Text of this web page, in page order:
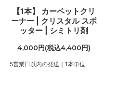
【1本】 カーペットクリ
ーナー | クリスタル スポ
ッター | シミトリ剤
4,000円(税込4,400円)
5営業日以内の発送｜1本単位